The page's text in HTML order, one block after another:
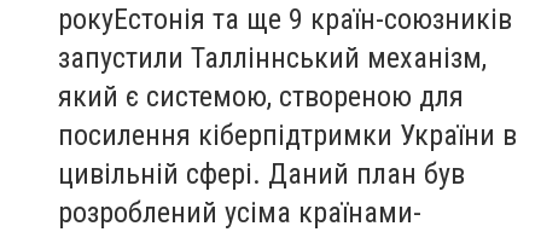
рокуЕстонія та ще 9 країн-союзників
запустили Талліннський механізм,
який є системою, створеною для
посилення кіберпідтримки України в
цивільній сфері. Даний план був
розроблений усіма країнами-